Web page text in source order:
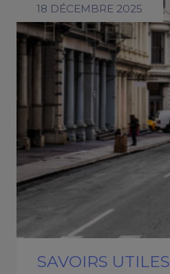
18 DÉCEMBRE 2025
SAVOIRS UTILES